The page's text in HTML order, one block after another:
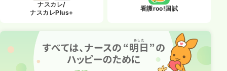
ナスカレ/
ナスカレPlus+
看護roo!国試